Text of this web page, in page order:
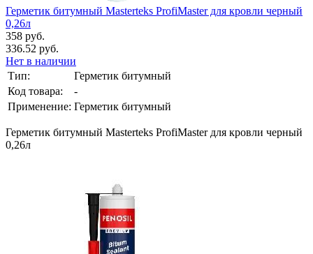
Герметик битумный Masterteks ProfiMaster для кровли черный
0,26л
358 руб.
336.52 руб.
Нет в наличии
Тип:
Герметик битумный
Код товара:
-
Применение: Герметик битумный
Герметик битумный Masterteks ProfiMaster для кровли черный
0,26л